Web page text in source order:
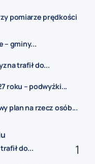
pomiarze prędkości
– gminy...
trafił do...
roku – podwyżki...
plan na rzecz osób...
do...